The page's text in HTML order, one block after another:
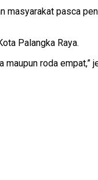
masyarakat pasca
Palangka Raya.
roda empat,”